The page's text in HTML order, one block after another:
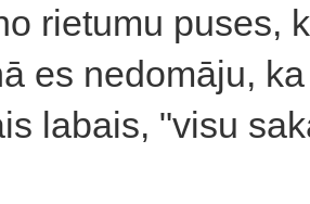
rietumu puses,
es nedomāju,
labais, "visu